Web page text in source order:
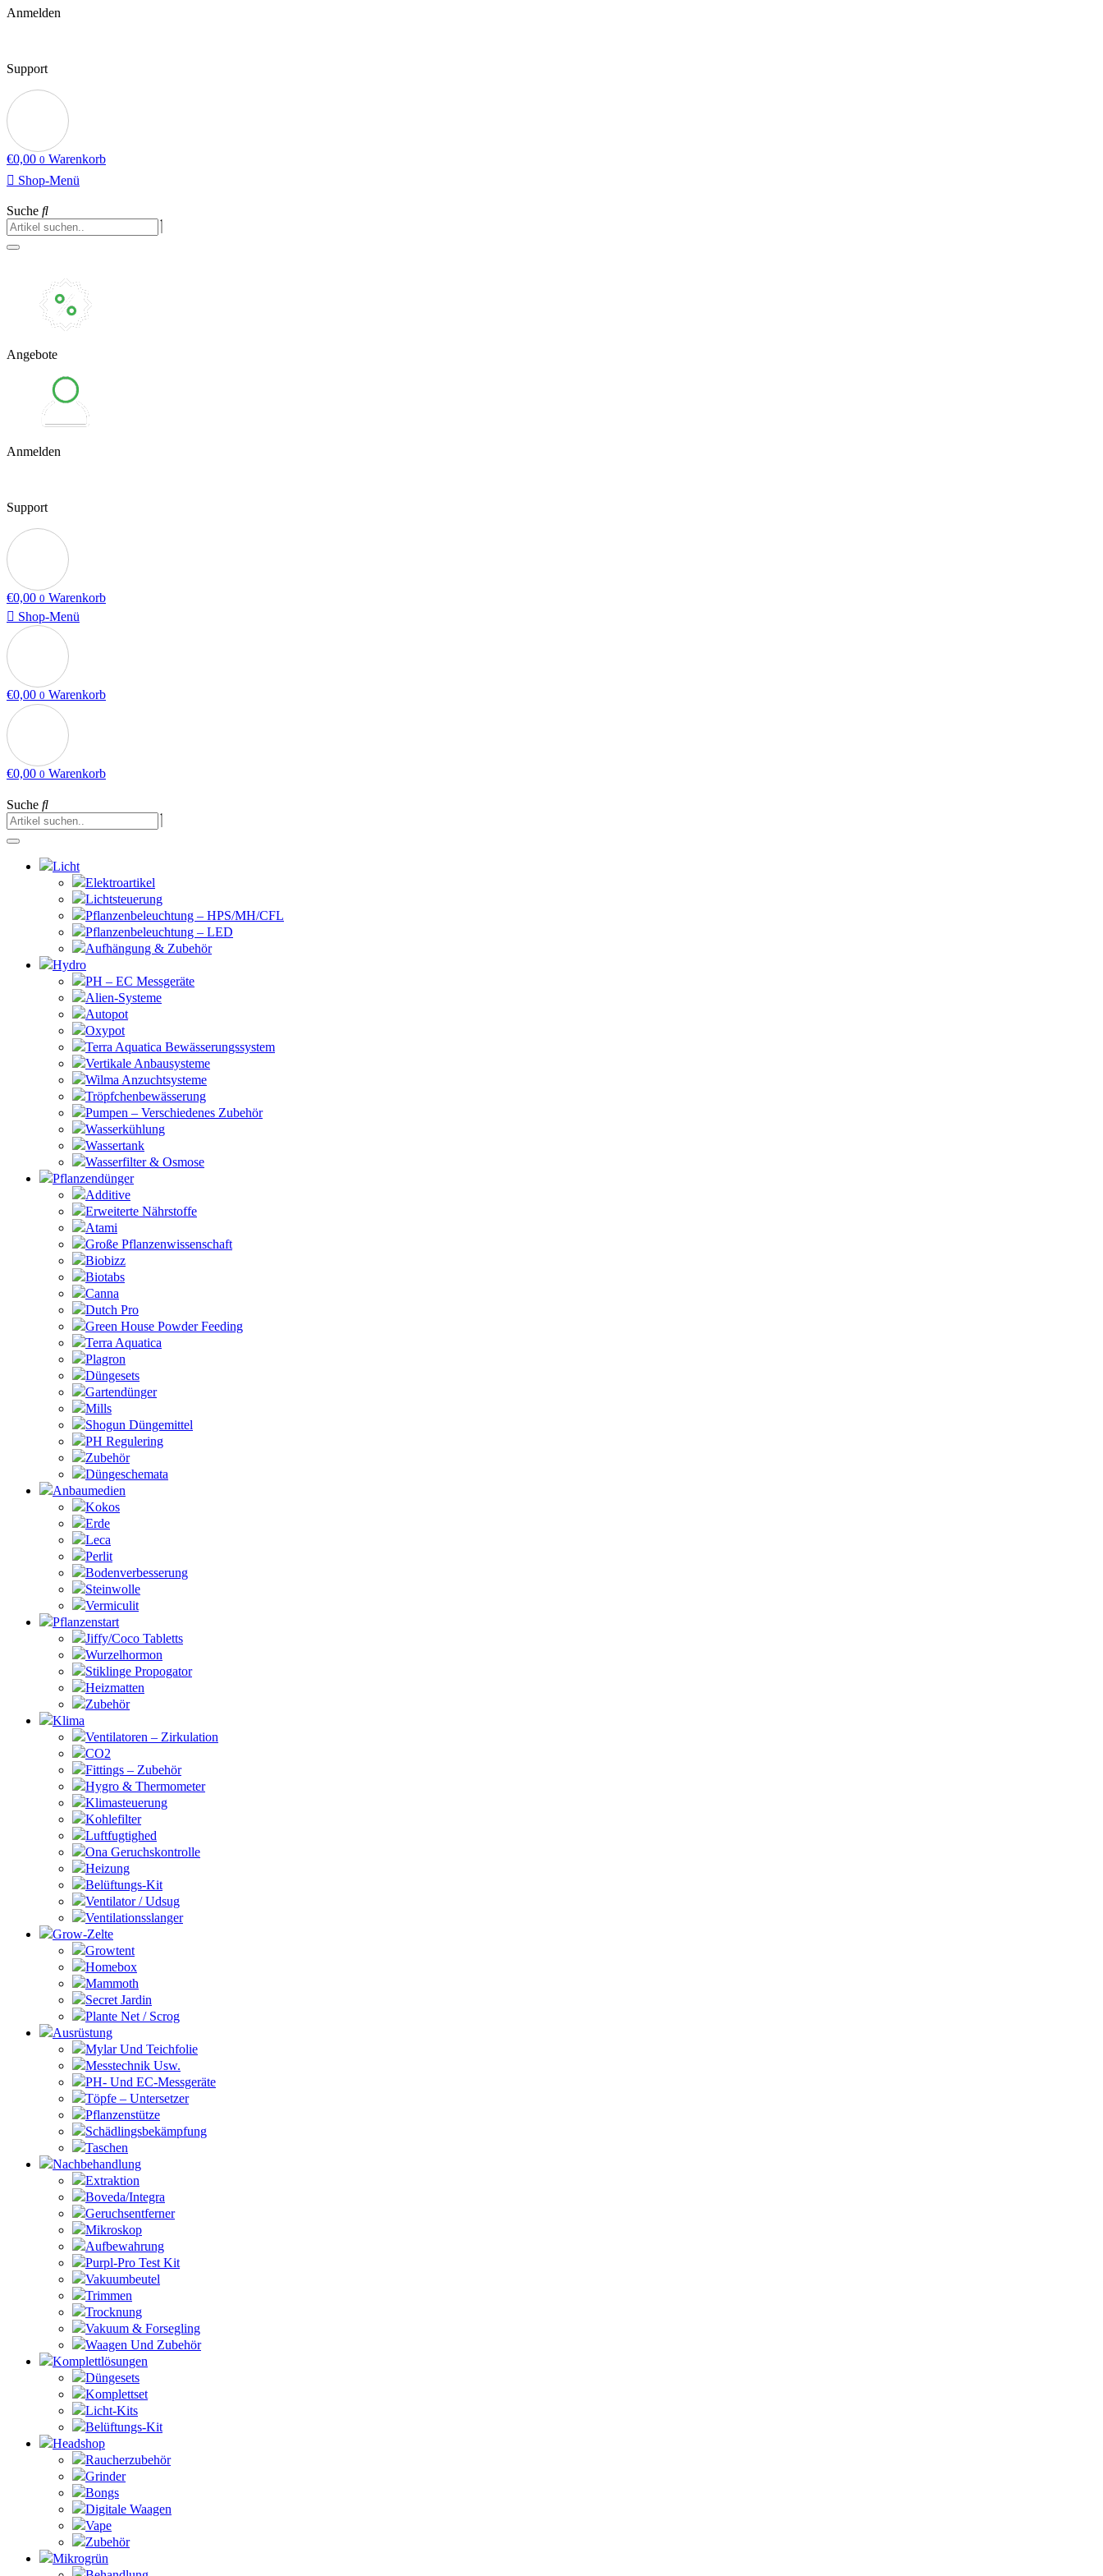
Anmelden
Support
€0,00 0 Warenkorb
Shop-Menü
Suche
Angebote
Anmelden
Support
€0,00 0 Warenkorb
Shop-Menü
€0,00 0 Warenkorb
€0,00 0 Warenkorb
Suche
Licht
Elektroartikel
Lichtsteuerung
Pflanzenbeleuchtung – HPS/MH/CFL
Pflanzenbeleuchtung – LED
Aufhängung & Zubehör
Hydro
PH – EC Messgeräte
Alien-Systeme
Autopot
Oxypot
Terra Aquatica Bewässerungssystem
Vertikale Anbausysteme
Wilma Anzuchtsysteme
Tröpfchenbewässerung
Pumpen – Verschiedenes Zubehör
Wasserkühlung
Wassertank
Wasserfilter & Osmose
Pflanzendünger
Additive
Erweiterte Nährstoffe
Atami
Große Pflanzenwissenschaft
Biobizz
Biotabs
Canna
Dutch Pro
Green House Powder Feeding
Terra Aquatica
Plagron
Düngesets
Gartendünger
Mills
Shogun Düngemittel
PH Regulering
Zubehör
Düngeschemata
Anbaumedien
Kokos
Erde
Leca
Perlit
Bodenverbesserung
Steinwolle
Vermiculit
Pflanzenstart
Jiffy/Coco Tabletts
Wurzelhormon
Stiklinge Propogator
Heizmatten
Zubehör
Klima
Ventilatoren – Zirkulation
CO2
Fittings – Zubehör
Hygro & Thermometer
Klimasteuerung
Kohlefilter
Luftfugtighed
Ona Geruchskontrolle
Heizung
Belüftungs-Kit
Ventilator / Udsug
Ventilationsslanger
Grow-Zelte
Growtent
Homebox
Mammoth
Secret Jardin
Plante Net / Scrog
Ausrüstung
Mylar Und Teichfolie
Messtechnik Usw.
PH- Und EC-Messgeräte
Töpfe – Untersetzer
Pflanzenstütze
Schädlingsbekämpfung
Taschen
Nachbehandlung
Extraktion
Boveda/Integra
Geruchsentferner
Mikroskop
Aufbewahrung
Purpl-Pro Test Kit
Vakuumbeutel
Trimmen
Trocknung
Vakuum & Forsegling
Waagen Und Zubehör
Komplettlösungen
Düngesets
Komplettset
Licht-Kits
Belüftungs-Kit
Headshop
Raucherzubehör
Grinder
Bongs
Digitale Waagen
Vape
Zubehör
Mikrogrün